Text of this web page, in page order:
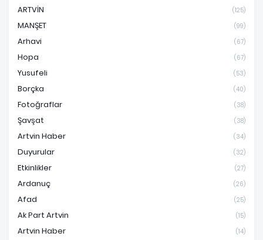
ARTVİN (125)
MANŞET (99)
Arhavi (67)
Hopa (67)
Yusufeli (53)
Borçka (40)
Fotoğraflar (38)
Şavşat (38)
Artvin Haber (34)
Duyurular (32)
Etkinlikler (27)
Ardanuç (26)
Afad (25)
Ak Part Artvin (15)
Artvin Haber (14)